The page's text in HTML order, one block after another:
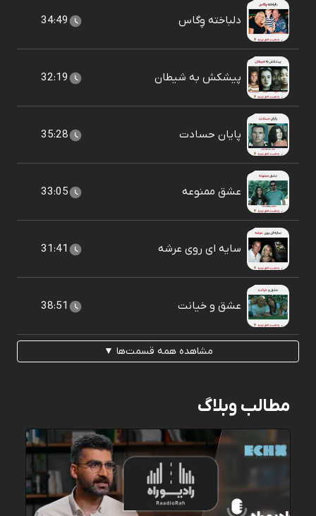
دلباخته وِگاس 34:49
پیشکش به شیطان 32:19
پایان حسادت 35:28
عشق ممنوعه 33:05
سایه ای روی عرشه 31:41
عشق و خیانت 38:51
مشاهده همه قسمت‌ها ▼
مطالب وبلاگ